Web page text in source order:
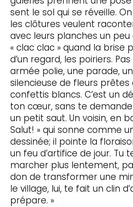
sent le sol qui se réveille.
les clôtures veulent
avec leurs planches un
« clac clac » quand la brise
d’un regard, les poiriers.
armée polie, une parade,
silencieuse de fleurs
confettis blancs. C’est un
ton cœur, sans te
un petit saut. Un voisin, en
Salut! » qui sonne comme
dessinée; il pointe la
un feu d’artifice de jour. Tu
marcher plus lentement,
don de transformer une
le village, lui, te fait un clin
prépare. »